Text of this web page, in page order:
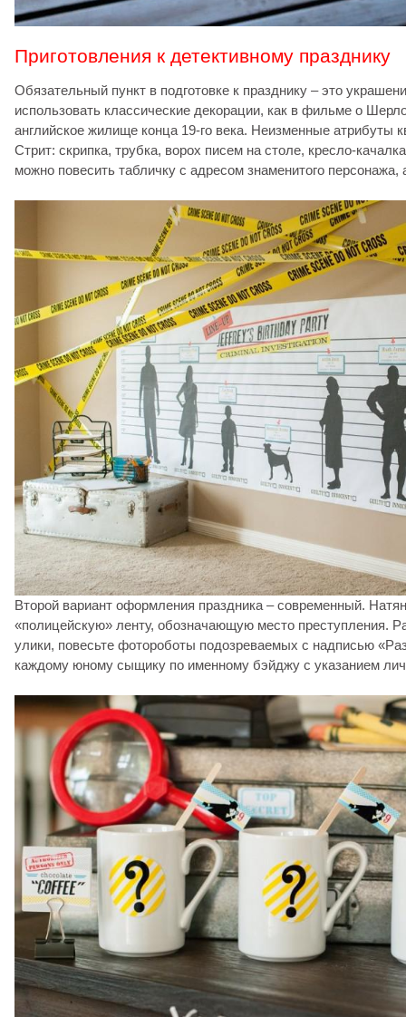
Приготовления к детективному празднику
Обязательный пункт в подготовке к празднику – это
использовать классические декорации, как в фильме о
английское жилище конца 19-го века. Неизменные атрибуты
Стрит: скрипка, трубка, ворох писем на столе, кресло-
можно повесить табличку с адресом знаменитого персонажа,
Второй вариант оформления праздника – современный.
«полицейскую» ленту, обозначающую место преступления.
улики, повесьте фотороботы подозреваемых с надписью
каждому юному сыщику по именному бэйджу с указанием